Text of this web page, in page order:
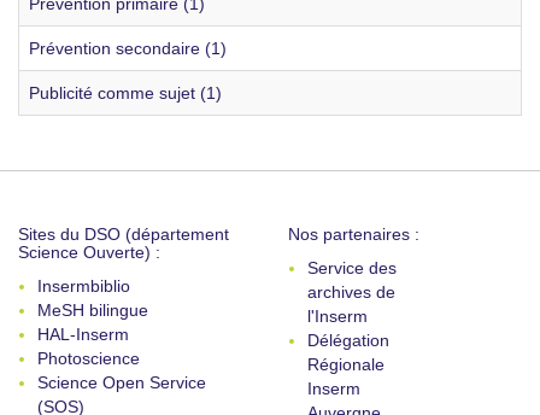
Prévention secondaire (1)
Publicité comme sujet (1)
Sites du DSO (département
Science Ouverte) :
Insermbiblio
MeSH bilingue
HAL-Inserm
Photoscience
Science Open Service
(SOS)
Nos partenaires :
Service des
archives de
l'Inserm
Délégation
Régionale
Inserm